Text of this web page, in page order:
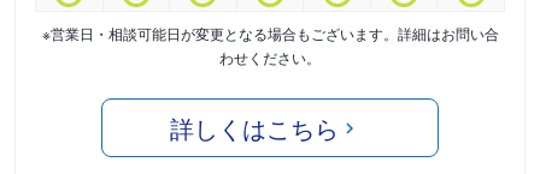
※営業日・相談可能日が変更となる場合もございます。詳細はお問い合
わせください。
詳しくはこちら